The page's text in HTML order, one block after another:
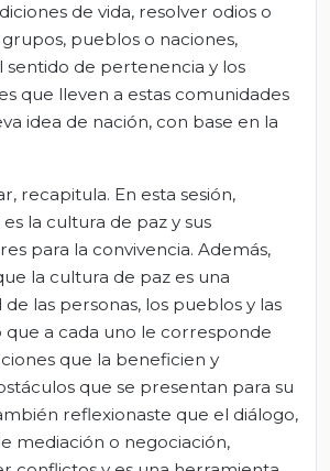
de vida, resolver odios o
pueblos o naciones,
de pertenencia y los
que lleven a estas comunidades
idea de nación, con base en la
recapitula. En esta sesión,
la cultura de paz y sus
para la convivencia. Además,
la cultura de paz es una
las personas, los pueblos y las
que a cada uno le corresponde
que la beneficien y
que se presentan para su
reflexionaste que el diálogo,
mediación o negociación,